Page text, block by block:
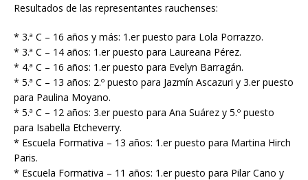
Resultados de las representantes rauchenses:
* 3.ª C – 16 años y más: 1.er puesto para Lola Porrazzo.
* 3.ª C – 14 años: 1.er puesto para Laureana Pérez.
* 4.ª C – 16 años: 1.er puesto para Evelyn Barragán.
* 5.ª C – 13 años: 2.º puesto para Jazmín Ascazuri y 3.er puesto
para Paulina Moyano.
* 5.ª C – 12 años: 3.er puesto para Ana Suárez y 5.º puesto
para Isabella Etcheverry.
* Escuela Formativa – 13 años: 1.er puesto para Martina Hirch
Paris.
* Escuela Formativa – 11 años: 1.er puesto para Pilar Cano y